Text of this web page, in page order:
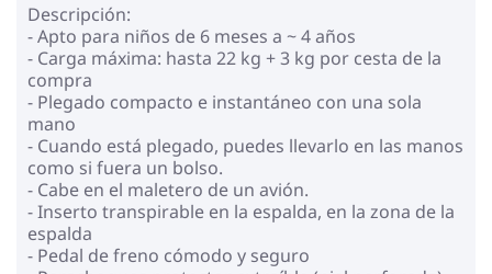
Descripción:
- Apto para niños de 6 meses a ~ 4 años
- Carga máxima: hasta 22 kg + 3 kg por cesta de la
compra
- Plegado compacto e instantáneo con una sola
mano
- Cuando está plegado, puedes llevarlo en las manos
como si fuera un bolso.
- Cabe en el maletero de un avión.
- Inserto transpirable en la espalda, en la zona de la
espalda
- Pedal de freno cómodo y seguro